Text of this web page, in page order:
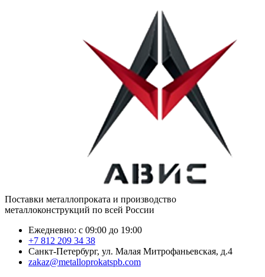
Поставки металлопроката и производство
металлоконструкций по всей России
Ежедневно: с 09:00 до 19:00
+7 812 209 34 38
Санкт-Петербург, ул. Малая Митрофаньевская, д.4
zakaz@metalloprokatspb.com